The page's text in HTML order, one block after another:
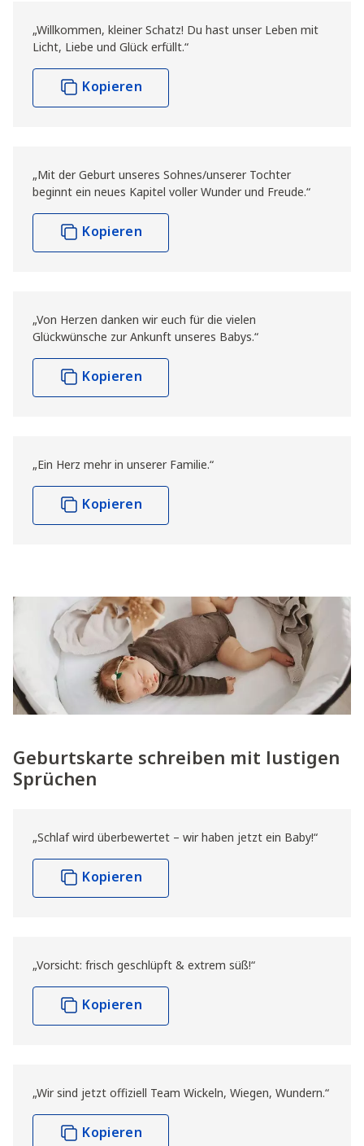
„Willkommen, kleiner Schatz! Du hast unser Leben mit
Licht, Liebe und Glück erfüllt.“
Kopieren
„Mit der Geburt unseres Sohnes/unserer Tochter
beginnt ein neues Kapitel voller Wunder und Freude.“
Kopieren
„Von Herzen danken wir euch für die vielen
Glückwünsche zur Ankunft unseres Babys.“
Kopieren
„Ein Herz mehr in unserer Familie.“
Kopieren
Geburtskarte schreiben mit lustigen
Sprüchen
„Schlaf wird überbewertet – wir haben jetzt ein Baby!“
Kopieren
„Vorsicht: frisch geschlüpft & extrem süß!“
Kopieren
„Wir sind jetzt offiziell Team Wickeln, Wiegen, Wundern.“
Kopieren